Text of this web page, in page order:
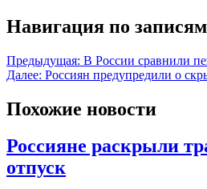
Навигация по записям
Предыдущая: В России сравнили
Далее: Россиян предупредили о
Похожие новости
Россияне раскрыли
отпуск